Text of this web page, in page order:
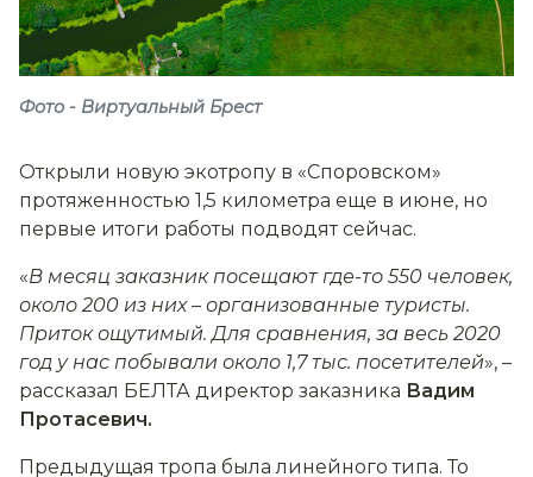
Фото - Виртуальный Брест
Открыли новую экотропу в «Споровском»
протяженностью 1,5 километра еще в июне, но
первые итоги работы подводят сейчас.
«В месяц заказник посещают где-то 550 человек,
около 200 из них– организованные туристы.
Приток ощутимый. Для сравнения, за весь 2020
год у нас побывали около 1,7 тыс. посетителей», –
рассказал БЕЛТА директор заказника Вадим
Протасевич.
Предыдущая тропа была линейного типа. То